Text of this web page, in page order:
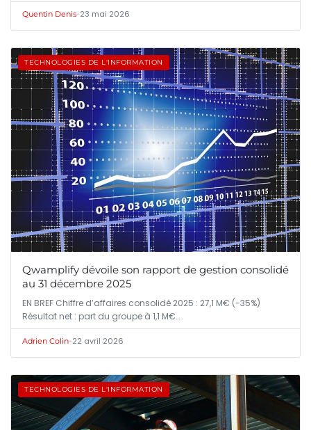
Quentin Denis•23 mai 2026
TECHNOLOGIES DE L'INFORMATION
Qwamplify dévoile son rapport de gestion consolidé
au 31 décembre 2025
EN BREF Chiffre d’affaires consolidé 2025 : 27,1 M€ (-35%)
Résultat net : part du groupe à 1,1 M€…
Adrien Colin•22 avril 2026
TECHNOLOGIES DE L'INFORMATION